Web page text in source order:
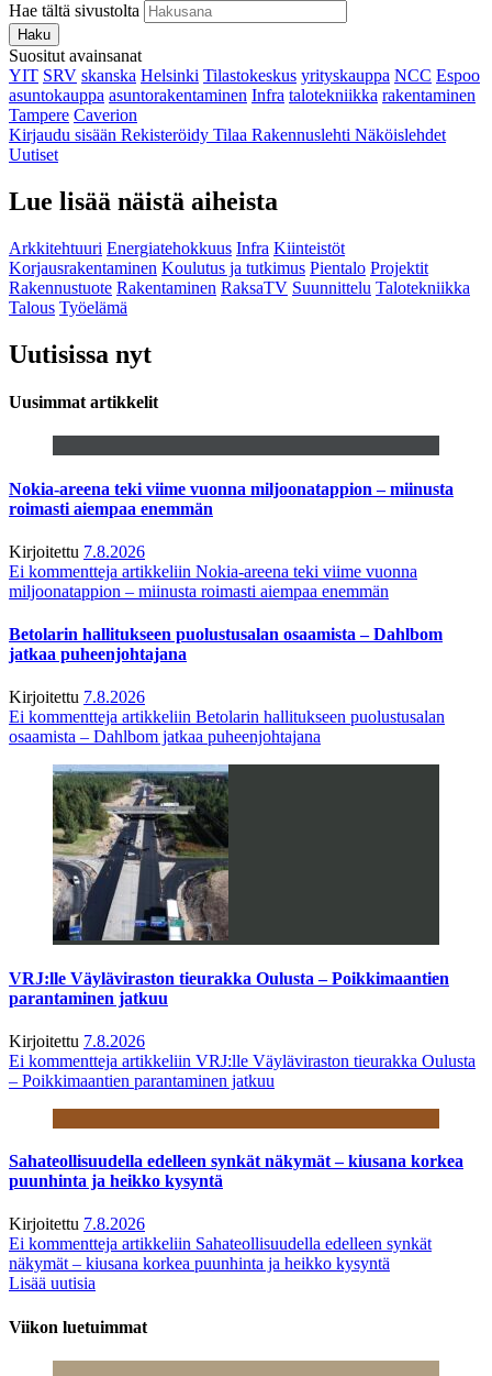
Hae tältä sivustolta
Haku
Suositut avainsanat
YIT SRV skanska Helsinki Tilastokeskus yrityskauppa NCC Espoo
asuntokauppa asuntorakentaminen Infra talotekniikka rakentaminen
Tampere Caverion
Kirjaudu sisään Rekisteröidy Tilaa Rakennuslehti Näköislehdet
Uutiset
Lue lisää näistä aiheista
Arkkitehtuuri Energiatehokkuus Infra Kiinteistöt
Korjausrakentaminen Koulutus ja tutkimus Pientalo Projektit
Rakennustuote Rakentaminen RaksaTV Suunnittelu Talotekniikka
Talous Työelämä
Uutisissa nyt
Uusimmat artikkelit
Nokia-areena teki viime vuonna miljoonatappion – miinusta
roimasti aiempaa enemmän
Kirjoitettu 7.8.2026
Ei kommentteja artikkeliin Nokia-areena teki viime vuonna
miljoonatappion – miinusta roimasti aiempaa enemmän
Betolarin hallitukseen puolustusalan osaamista – Dahlbom
jatkaa puheenjohtajana
Kirjoitettu 7.8.2026
Ei kommentteja artikkeliin Betolarin hallitukseen puolustusalan
osaamista – Dahlbom jatkaa puheenjohtajana
VRJ:lle Väyläviraston tieurakka Oulusta – Poikkimaantien
parantaminen jatkuu
Kirjoitettu 7.8.2026
Ei kommentteja artikkeliin VRJ:lle Väyläviraston tieurakka Oulusta
– Poikkimaantien parantaminen jatkuu
Sahateollisuudella edelleen synkät näkymät – kiusana korkea
puunhinta ja heikko kysyntä
Kirjoitettu 7.8.2026
Ei kommentteja artikkeliin Sahateollisuudella edelleen synkät
näkymät – kiusana korkea puunhinta ja heikko kysyntä
Lisää uutisia
Viikon luetuimmat